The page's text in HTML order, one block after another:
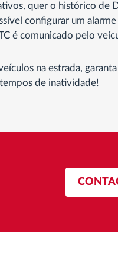
quer o histórico de
configurar um
é comunicado pelo
na estrada,
de inatividade!